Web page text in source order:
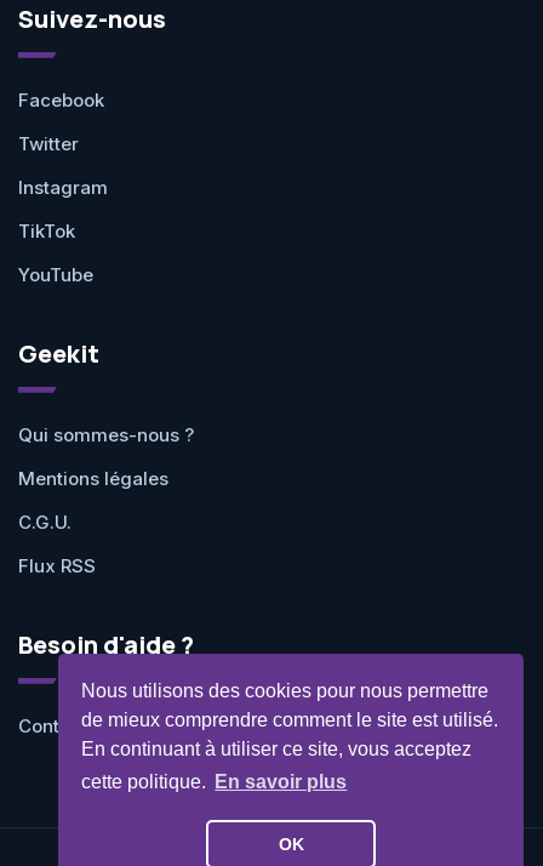
Nous utilisons des cookies pour nous permettre
de mieux comprendre comment le site est utilisé.
En continuant à utiliser ce site, vous acceptez
cette politique.
En savoir plus
OK
Suivez-nous
Facebook
Twitter
Instagram
TikTok
YouTube
Geekit
Qui sommes-nous ?
Mentions légales
C.G.U.
Flux RSS
Besoin d'aide ?
Contactez-nous